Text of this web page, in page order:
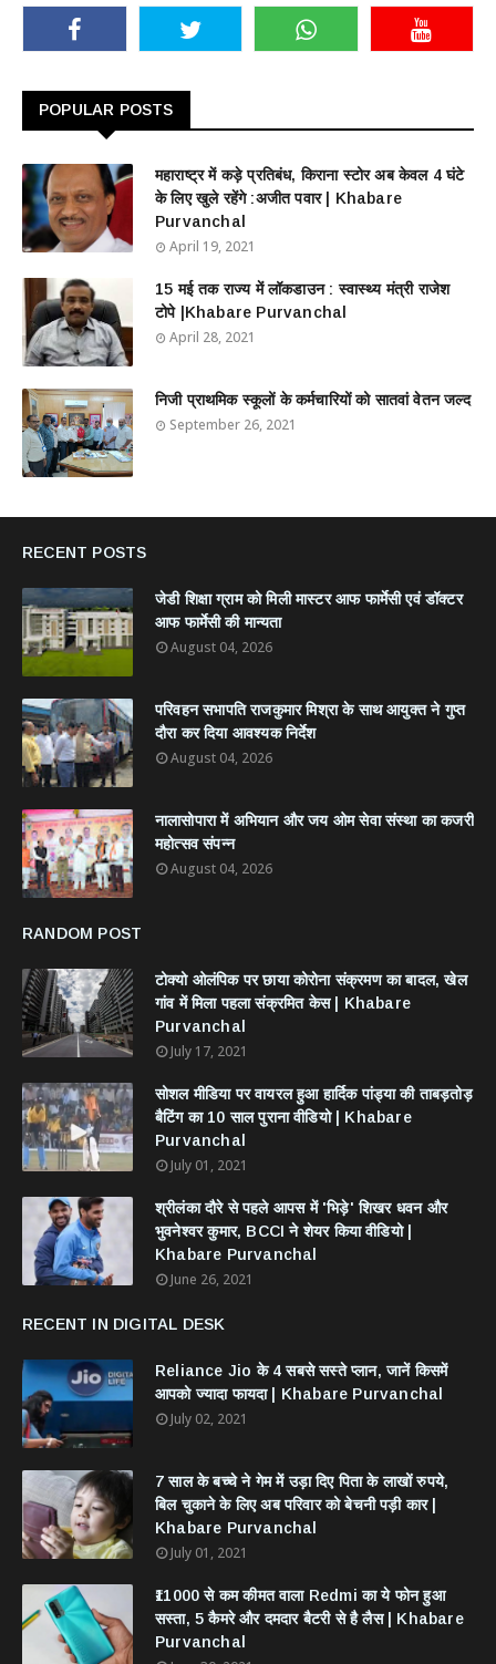
POPULAR POSTS
महाराष्ट्र में कड़े प्रतिबंध, किराना स्टोर अब केवल 4 घंटे
के लिए खुले रहेंगे :अजीत पवार | Khabare
Purvanchal
April 19, 2021
15 मई तक राज्य में लॉकडाउन : स्वास्थ्य मंत्री राजेश
टोपे |Khabare Purvanchal
April 28, 2021
निजी प्राथमिक स्कूलों के कर्मचारियों को सातवां वेतन जल्द
September 26, 2021
RECENT POSTS
जेडी शिक्षा ग्राम को मिली मास्टर आफ फार्मेसी एवं डॉक्टर
आफ फार्मेसी की मान्यता
August 04, 2026
परिवहन सभापति राजकुमार मिश्रा के साथ आयुक्त ने गुप्त
दौरा कर दिया आवश्यक निर्देश
August 04, 2026
नालासोपारा में अभियान और जय ओम सेवा संस्था का कजरी
महोत्सव संपन्न
August 04, 2026
RANDOM POST
टोक्यो ओलंपिक पर छाया कोरोना संक्रमण का बादल, खेल
गांव में मिला पहला संक्रमित केस | Khabare
Purvanchal
July 17, 2021
सोशल मीडिया पर वायरल हुआ हार्दिक पांड्या की ताबड़तोड़
बैटिंग का 10 साल पुराना वीडियो | Khabare
Purvanchal
July 01, 2021
श्रीलंका दौरे से पहले आपस में 'भिड़े' शिखर धवन और
भुवनेश्वर कुमार, BCCI ने शेयर किया वीडियो |
Khabare Purvanchal
June 26, 2021
RECENT IN DIGITAL DESK
Reliance Jio के 4 सबसे सस्ते प्लान, जानें किसमें
आपको ज्यादा फायदा | Khabare Purvanchal
July 02, 2021
7 साल के बच्चे ने गेम में उड़ा दिए पिता के लाखों रुपये,
बिल चुकाने के लिए अब परिवार को बेचनी पड़ी कार |
Khabare Purvanchal
July 01, 2021
₹11000 से कम कीमत वाला Redmi का ये फोन हुआ
सस्ता, 5 कैमरे और दमदार बैटरी से है लैस | Khabare
Purvanchal